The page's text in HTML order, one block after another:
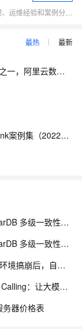
最热 最新
【大咖问答】对话PostgreSQL 中国社区发起人之一，阿里云数据库高级专家 德哥
【藏经阁一起读（27）】本周推荐《Apache Flink案例集（2022版）》，你有哪些心得？
数据库分布式缓存一致性怎么保证？阿里云 PolarDB 多级一致性架构解析
数据库分布式缓存一致性怎么保证？阿里云 PolarDB 多级一致性架构解析
我们放了一个AI Agent自己测了一周，它把测试环境搞崩后，自己写了复盘报告申请了运维权限
【第二部分：大模型应用开发基础】7.Function Calling：让大模型调用真实程序能力
器价格表